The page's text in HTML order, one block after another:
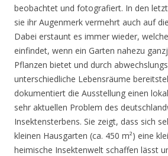
beobachtet und fotografiert. In den
sie ihr Augenmerk vermehrt auch auf
Dabei erstaunt es immer wieder,
einfindet, wenn ein Garten nahezu
Pflanzen bietet und durch
unterschiedliche Lebensräume
dokumentiert die Ausstellung einen
sehr aktuellen Problem des
Insektensterbens. Sie zeigt, dass sich
kleinen Hausgarten (ca. 450 m²) eine
heimische Insektenwelt schaffen lässt